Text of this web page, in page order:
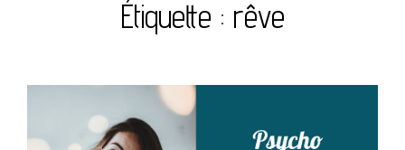
Étiquette : rêve